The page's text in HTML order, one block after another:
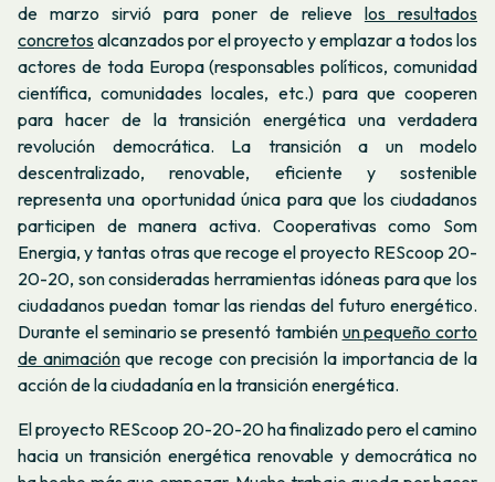
de marzo sirvió para poner de relieve los resultados
concretosalcanzados por el proyecto y emplazar a todos los
actores de toda Europa (responsables políticos, comunidad
científica, comunidades locales, etc.) para que cooperen
para hacer de la transición energética una verdadera
revolución democrática. La transición a un modelo
descentralizado, renovable, eficiente y sostenible
representa una oportunidad única para que los ciudadanos
participen de manera activa. Cooperativas como Som
Energia, y tantas otras que recoge el proyecto REScoop 20-
20-20, son consideradas herramientas idóneas para que los
ciudadanos puedan tomar las riendas del futuro energético.
Durante el seminario se presentó también un pequeño corto
de animaciónque recoge con precisión la importancia de la
acción de la ciudadanía en la transición energética.
El proyecto REScoop 20-20-20 ha finalizado pero el camino
hacia un transición energética renovable y democrática no